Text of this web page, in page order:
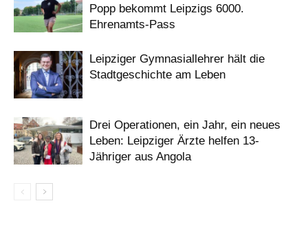
Popp bekommt Leipzigs 6000.
Ehrenamts-Pass
Leipziger Gymnasiallehrer hält die
Stadtgeschichte am Leben
Drei Operationen, ein Jahr, ein neues
Leben: Leipziger Ärzte helfen 13-
Jähriger aus Angola